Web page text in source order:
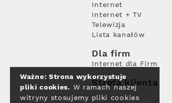
Internet
Internet + TV
Telewizja
Lista kanałów
Dla firm
Internet dla Firm
Strefa klienta
Ważne: Strona wykorzystuje
pliki cookies. W ramach naszej
witryny stosujemy pliki cookies